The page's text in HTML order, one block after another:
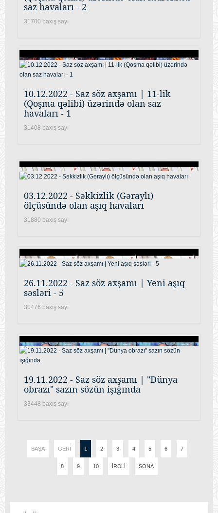
saz havaları - 2
31700 baxış sayı
10.12.2022 - Saz söz axşamı | 11-lik
(Qoşma qəlibi) üzərində olan saz
havaları - 1
31408 baxış sayı
03.12.2022 - Səkkizlik (Gəraylı)
ölçüsündə olan aşıq havaları
31880 baxış sayı
26.11.2022 - Saz söz axşamı | Yeni aşıq
səsləri - 5
30476 baxış sayı
19.11.2022 - Saz söz axşamı | "Dünya
obrazı" sazın sözün işığında
33448 baxış sayı
BAŞA GERI 1 2 3 4 5 6 7
8 9 10 İRƏLI SONA